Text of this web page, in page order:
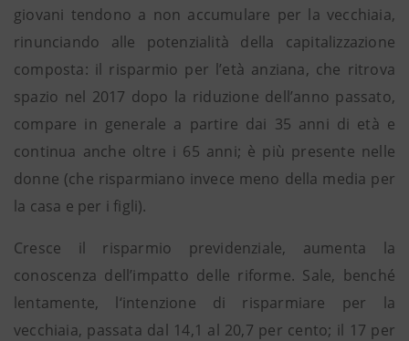
giovani tendono a non accumulare per la vecchiaia,
rinunciando alle potenzialità della capitalizzazione
composta: il risparmio per l’età anziana, che ritrova
spazio nel 2017 dopo la riduzione dell’anno passato,
compare in generale a partire dai 35 anni di età e
continua anche oltre i 65 anni; è più presente nelle
donne (che risparmiano invece meno della media per
la casa e per i figli).
Cresce il risparmio previdenziale, aumenta la
conoscenza dell’impatto delle riforme. Sale, benché
lentamente, l‘intenzione di risparmiare per la
vecchiaia, passata dal 14,1 al 20,7 per cento; il 17 per